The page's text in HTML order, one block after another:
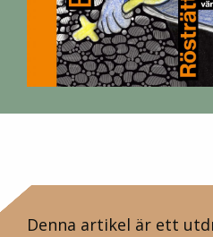
Denna artikel är ett